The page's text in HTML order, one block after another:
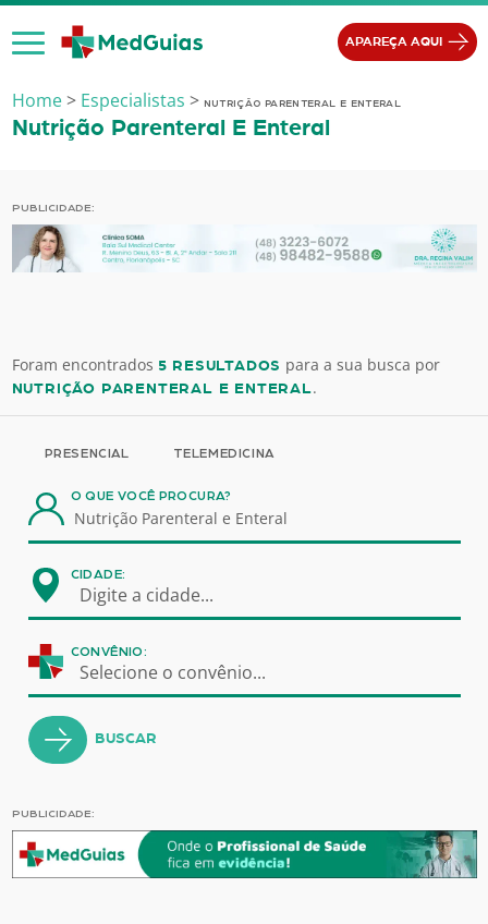
Ir para o conteúdo
APAREÇA AQUI
Home> Especialistas > NUTRIÇÃO PARENTERAL E ENTERAL
Nutrição Parenteral E Enteral
PUBLICIDADE:
Foram encontrados 5 RESULTADOS para a sua busca por
NUTRIÇÃO PARENTERAL E ENTERAL.
PRESENCIAL TELEMEDICINA
O QUE VOCÊ PROCURA?
CIDADE:
Digite a cidade...
CONVÊNIO:
Selecione o convênio...
BUSCAR
PUBLICIDADE: